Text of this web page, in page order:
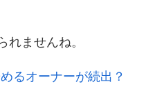
れませんね。
るオーナーが続出？